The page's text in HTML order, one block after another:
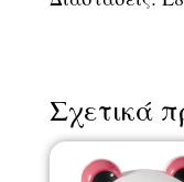
Σχετικά